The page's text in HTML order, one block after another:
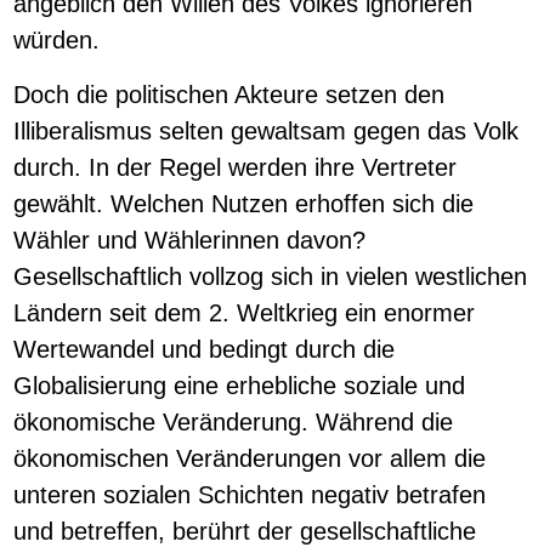
würden.
Doch die politischen Akteure setzen den
Illiberalismus selten gewaltsam gegen das Volk
durch. In der Regel werden ihre Vertreter
gewählt. Welchen Nutzen erhoffen sich die
Wähler und Wählerinnen davon?
Gesellschaftlich vollzog sich in vielen westlichen
Ländern seit dem 2. Weltkrieg ein enormer
Wertewandel und bedingt durch die
Globalisierung eine erhebliche soziale und
ökonomische Veränderung. Während die
ökonomischen Veränderungen vor allem die
unteren sozialen Schichten negativ betrafen
und betreffen, berührt der gesellschaftliche